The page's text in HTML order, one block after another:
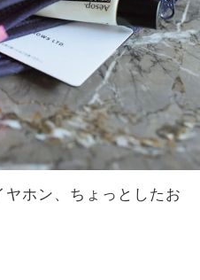
ホン、ちょっとしたお